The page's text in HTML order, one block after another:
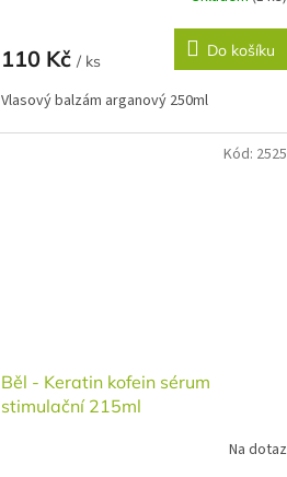
110 Kč / ks
Do košíku
Vlasový balzám arganový 250ml
Běl - Keratin kofein sérum
stimulační 215ml
Na dotaz
Kód: 2525